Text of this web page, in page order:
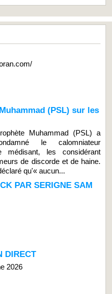
(PSL) sur les
Muhammad (PSL) a
le calomniateur
médisant, les considérant
de discorde et de haine.
qu'« aucun...
PAR SERIGNE SAM
DIRECT
2026